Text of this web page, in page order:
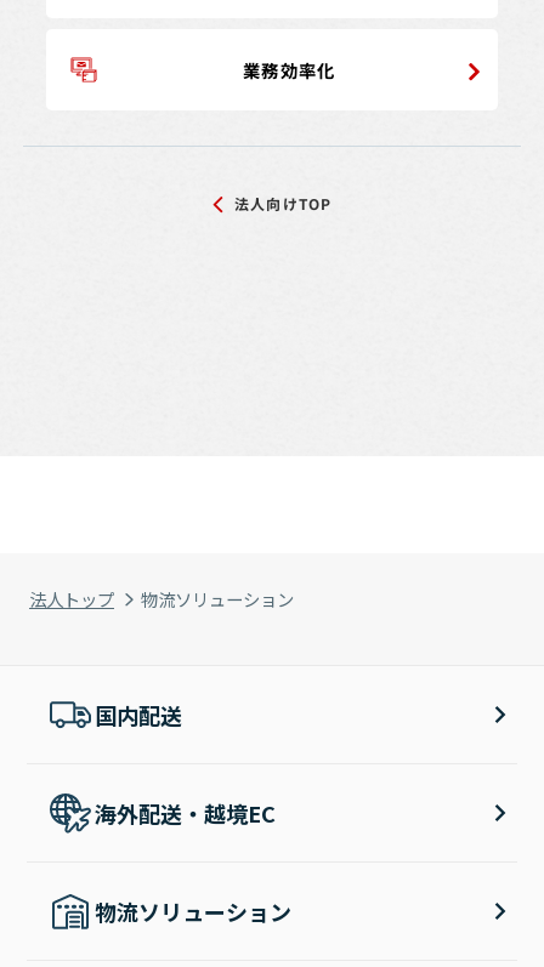
法人トップ 物流ソリューション
業務効率化
法人向けTOP
国内配送
海外配送・越境EC
物流ソリューション